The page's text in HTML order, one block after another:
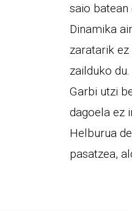
saio batean
Dinamika
zaratarik
zailduko du.
Garbi utzi
dagoela ez
Helburua
pasatzea,